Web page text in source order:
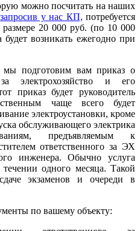
можно посчитать на наших
запросив у нас КП, потребуется
20 000 руб. (по 10 000
будет возникать ежегодно при
мы подготовим вам приказ о
электрохозяйство и его
приказ будет руководитель
чаще всего будет
электроустановки, кроме
обслуживающего электрика
предъявляемым к
ответственного за ЭХ
инженера. Обычно услуга
одного месяца. Такой
экзаменов и очереди в
по вашему объекту: